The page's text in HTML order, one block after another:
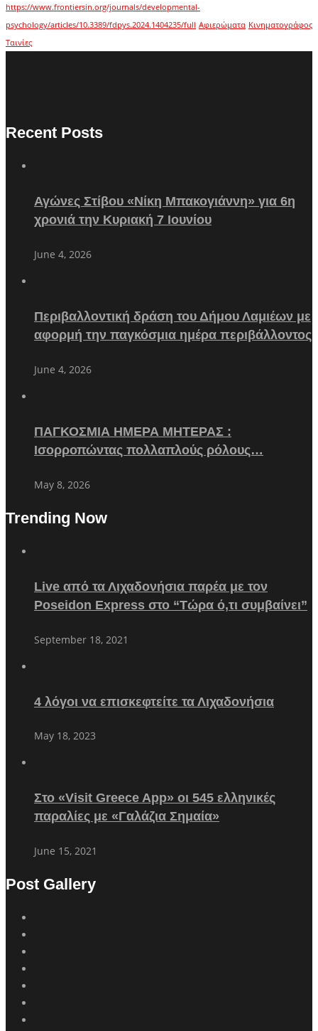
https://www.frontiersin.org/journals/developmental-
psychology/articles/10.3389/fdpys.2024.1404235/full Αφιερώματα Κινηματογράφος
Ταινίες
Recent Posts
Αγώνες Στίβου «Νίκη Μπακογιάννη» για 6η
χρονιά την Κυριακή 7 Ιουνίου
June 4, 2026
Περιβαλλοντική δράση του Δήμου Λαμιέων με
αφορμή την παγκόσμια ημέρα περιβάλλοντος
June 4, 2026
ΠΑΓΚΟΣΜΙΑ ΗΜΕΡΑ ΜΗΤΕΡΑΣ :
Ισορροπώντας πολλαπλούς ρόλους…
May 8, 2026
Trending Now
Live από τα Λιχαδονήσια παρέα με τον
Poseidon Express στο “Τώρα ό,τι συμβαίνει”
September 18, 2021
4 λόγοι να επισκεφτείτε τα Λιχαδονήσια
May 18, 2023
Στο «Visit Greece App» οι 545 ελληνικές
παραλίες με «Γαλάζια Σημαία»
June 15, 2021
Post Gallery